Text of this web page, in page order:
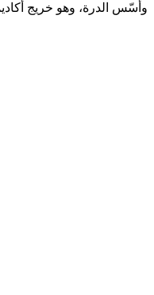
وأسّس الدرة، وهو خريج أكاديمية روما للفنون الجميلة عام 1958، أول معهد لتعليم الفنون في الأردن سنة